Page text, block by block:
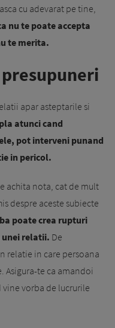
cu adevarat pe tine,
nu te poate accepta
te merita.
apar asteptarile si
atunci cand
pot interveni punand
in pericol.
achita nota, cat de mult
despre aceste subiecte
poate crea rupturi
unei relatii. De
relatie in care persoana
Asigura-te ca amandoi
vorba de lucrurile